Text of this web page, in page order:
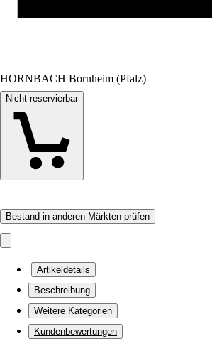
HORNBACH Bornheim (Pfalz)
Nicht reservierbar
Bestand in anderen Märkten prüfen
Artikeldetails
Beschreibung
Weitere Kategorien
Kundenbewertungen